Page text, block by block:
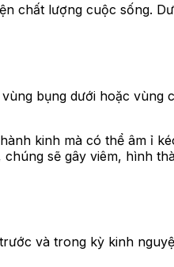
chất lượng cuộc sống.
bụng dưới hoặc vùng
kinh mà có thể âm ỉ
sẽ gây viêm, hình
và trong kỳ kinh